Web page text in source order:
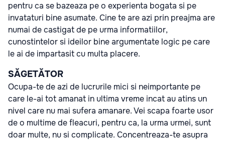
pentru ca se bazeaza pe o experienta bogata si pe
invataturi bine asumate. Cine te are azi prin preajma are
numai de castigat de pe urma informatiilor,
cunostintelor si ideilor bine argumentate logic pe care
le ai de impartasit cu multa placere.
SĂGETĂTOR
Ocupa-te de azi de lucrurile mici si neimportante pe
care le-ai tot amanat in ultima vreme incat au atins un
nivel care nu mai sufera amanare. Vei scapa foarte usor
de o multime de fleacuri, pentru ca, la urma urmei, sunt
doar multe, nu si complicate. Concentreaza-te asupra